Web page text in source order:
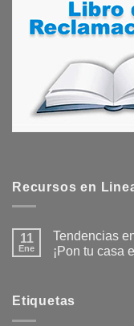
Recursos en
11
Ene
Tendencias
¡Pon tu casa
en
Tendencias
Etiquetas